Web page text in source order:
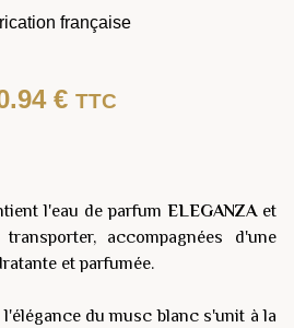
française
€ TTC
l'eau de parfum ELEGANZA et
accompagnées d'une
et parfumée.
du musc blanc s'unit à la